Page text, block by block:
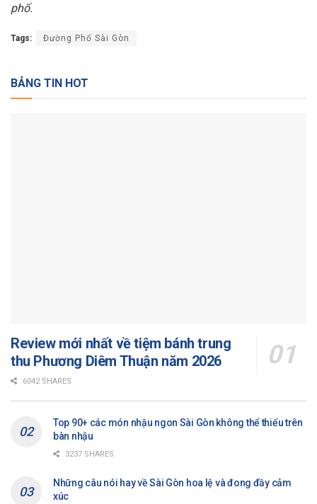
phố.
Tags: Đường Phố Sài Gòn
BẢNG TIN HOT
Review mới nhất về tiệm bánh trung
thu Phương Diêm Thuận năm 2026
6042 SHARES
Top 90+ các món nhậu ngon Sài Gòn không thể thiếu trên
bàn nhậu
3237 SHARES
Những câu nói hay về Sài Gòn hoa lệ và đong đầy cảm
xúc